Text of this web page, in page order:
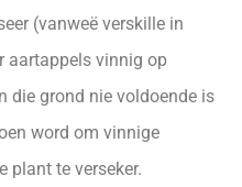
(vanweë verskille in
aartappels vinnig op
grond nie voldoende is
word om vinnige
plant te verseker.